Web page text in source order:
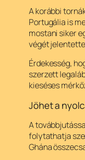
A korábbi
Portugália is
mostani siker
végét
Érdekesség,
szerzett
kieséses
Jöhet a
A
folytathatja
Ghána